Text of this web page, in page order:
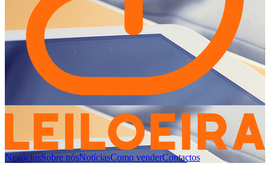
NegóciosSobre nósNotíciasComo venderContactos